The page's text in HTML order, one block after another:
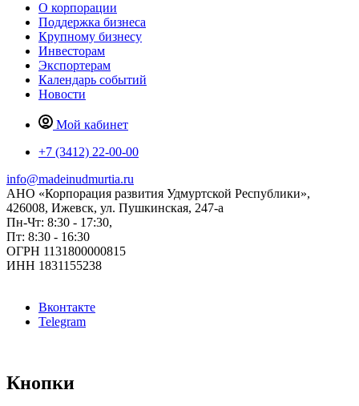
О корпорации
Поддержка бизнеса
Крупному бизнесу
Инвесторам
Экспортерам
Календарь событий
Новости
Мой кабинет
+7 (3412) 22-00-00
info@madeinudmurtia.ru
АНО «Корпорация развития Удмуртской Республики»,
426008, Ижевск, ул. Пушкинская, 247-а
Пн-Чт: 8:30 - 17:30,
Пт: 8:30 - 16:30
ОГРН 1131800000815
ИНН 1831155238
Вконтакте
Telegram
Кнопки